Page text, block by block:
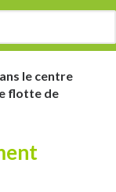
le centre
flotte de